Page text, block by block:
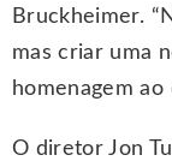
Bruckheimer.
mas criar uma
homenagem ao
O diretor Jon